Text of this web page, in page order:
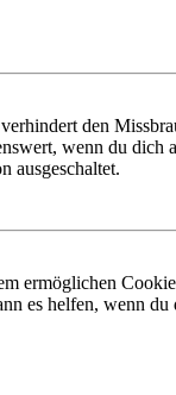
den
wenn du dich
ausgeschaltet.
ermöglichen
es helfen, wenn du